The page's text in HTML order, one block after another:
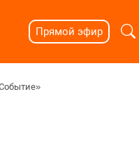
Прямой эфир